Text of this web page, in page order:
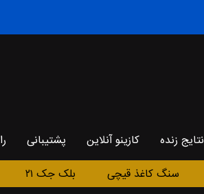
نتایج زنده کازینو آنلاین پشتیبانی
سنگ کاغذ قیچی بلک جک ۲۱